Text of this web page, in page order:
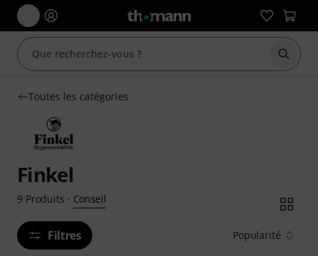
Toutes les catégories
Finkel
9 Produits · Conseil
Filtres Popularité